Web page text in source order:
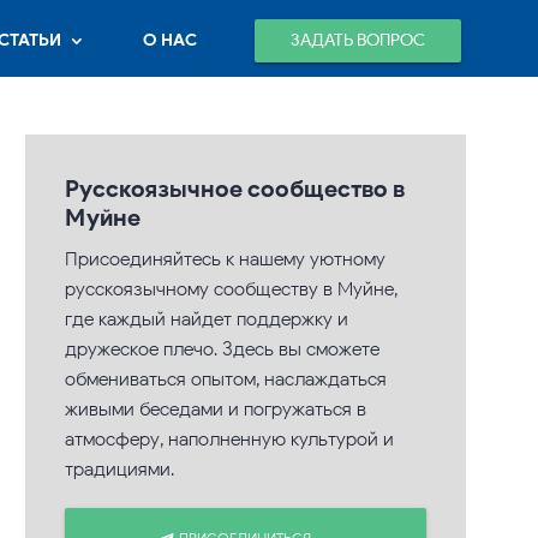
О НАС ЗАДАТЬ ВОПРОС
Русскоязычное сообщество в
Муйне
Присоединяйтесь к нашему уютному
русскоязычному сообществу в Муйне,
где каждый найдет поддержку и
дружеское плечо. Здесь вы сможете
обмениваться опытом, наслаждаться
живыми беседами и погружаться в
атмосферу, наполненную культурой и
традициями.